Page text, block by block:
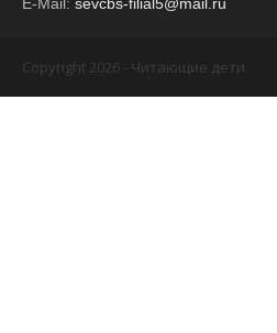
Copyright 2026 - Читающие дети